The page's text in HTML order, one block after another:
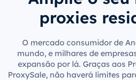
proxies
O mercado consumidor de
mundo, e milhares de
expansão por lá. Graças aos
ProxySale, não haverá limites